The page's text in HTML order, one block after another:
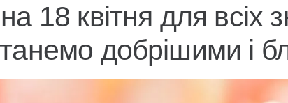
18 квітня для всіх
добрішими і